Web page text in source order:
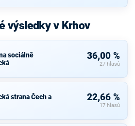
výsledky v Krhov
sociálně
36,00 %
27 hlasů
strana Čech a
22,66 %
17 hlasů